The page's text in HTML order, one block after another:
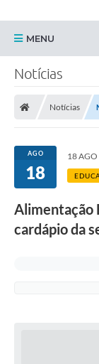
MENU
Iacanga
Cartas de
Editais
Transparência
Notícias
Notícias
AGO
18
18
Alimentação
cardápio da